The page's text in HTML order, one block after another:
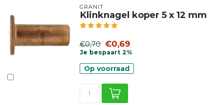
GRANIT
Klinknagel koper 5 x 12 mm
€0,70 €0,69
Je bespaart 2%
Op voorraad